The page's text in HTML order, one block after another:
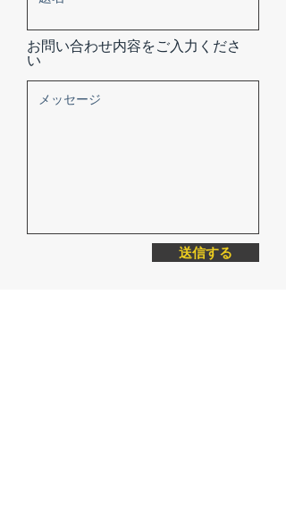
お問い合わせ内容をご入力くださ
い
送信する